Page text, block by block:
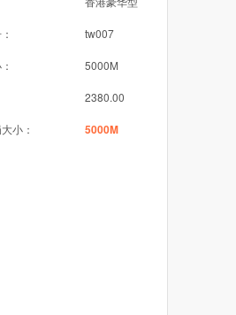
tw007
5000M
2380.00
小： 5000M